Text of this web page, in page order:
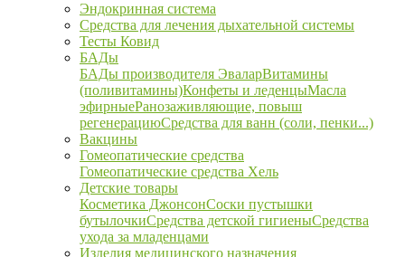
Эндокринная система
Средства для лечения дыхательной системы
Тесты Ковид
БАДы
БАДы производителя ЭваларВитамины
(поливитамины)Конфеты и леденцыМасла
эфирныеРанозаживляющие, повыш
регенерациюСредства для ванн (соли, пенки...)
Вакцины
Гомеопатические средства
Гомеопатические средства Хель
Детские товары
Косметика ДжонсонСоски пустышки
бутылочкиСредства детской гигиеныСредства
ухода за младенцами
Изделия медицинского назначения